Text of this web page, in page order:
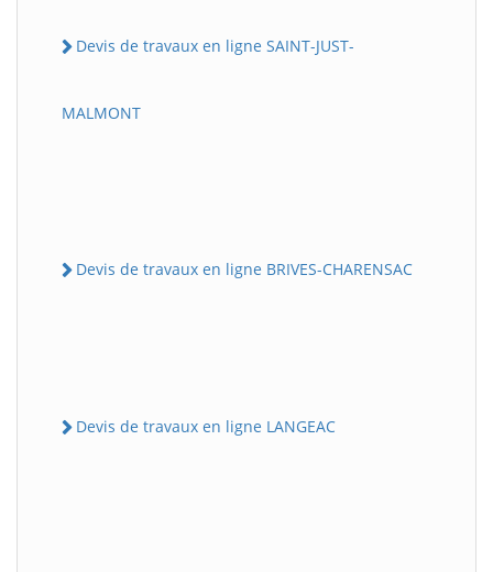
Devis de travaux en ligne SAINT-JUST-
MALMONT
Devis de travaux en ligne BRIVES-CHARENSAC
Devis de travaux en ligne LANGEAC